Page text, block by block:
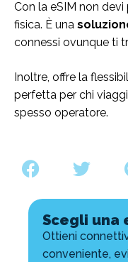
Con la eSIM non
fisica. È una
connessi ovunque ti
Inoltre, offre la
perfetta per chi
spesso operatore.
Scegli una
Ottieni
conveniente,